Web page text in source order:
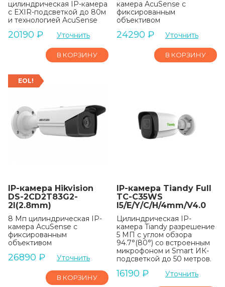
цилиндрическая IP-камера
с EXIR-подсветкой до 80м
и технологией AcuSense
20190 ₽ Уточнить
В КОРЗИНУ
камера AcuSense с
фиксированным
объективом
24290 ₽ Уточнить
В КОРЗИНУ
EOL!
IP-камера Hikvision
DS-2CD2T83G2-
2I(2.8mm)
8 Мп цилиндрическая IP-
камера AcuSense с
фиксированным
объективом
26890 ₽ Уточнить
В КОРЗИНУ
IP-камера Tiandy Full
TC-C35WS
I5/E/Y/C/H/4mm/V4.0
Цилиндрическая IP-
камера Tiandy разрешение
5 МП с углом обзора
94.7°(80°) со встроенным
микрофоном и Smart ИК-
подсветкой до 50 метров.
16190 ₽ Уточнить